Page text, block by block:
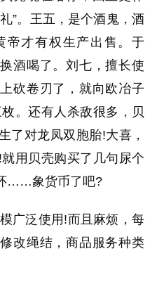
”。王五，是个酒鬼，酒
帝才有权生产出售。于
酒喝了。刘七，擅长使
砍卷刃了，就向欧冶子
。还有人杀敌很多，贝
了对龙凤双胞胎!大喜，
用贝壳购买了几句尿个
……象货币了吧?
广泛使用!而且麻烦，每
改绳结，商品服务种类